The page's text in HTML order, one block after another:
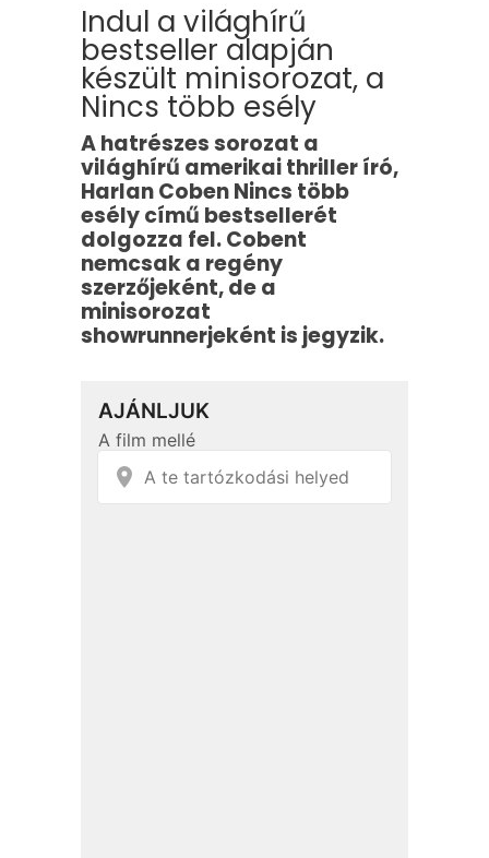
Indul a világhírű
bestseller alapján
készült minisorozat, a
Nincs több esély
A hatrészes sorozat a
világhírű amerikai thriller író,
Harlan Coben Nincs több
esély című bestsellerét
dolgozza fel. Cobent
nemcsak a regény
szerzőjeként, de a
minisorozat
showrunnerjeként is jegyzik.